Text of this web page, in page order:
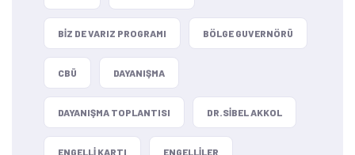
BIZ DE VARIZ PROGRAMI BÖLGE GUVERNÖRÜ
CBÜ DAYANIŞMA
DAYANIŞMA TOPLANTISI DR.SIBEL AKKOL
ENGELLI KARTI ENGELLILER